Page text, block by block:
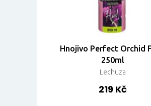
Hnojivo Perfect Orchid
250ml
Lechuza
219 Kč